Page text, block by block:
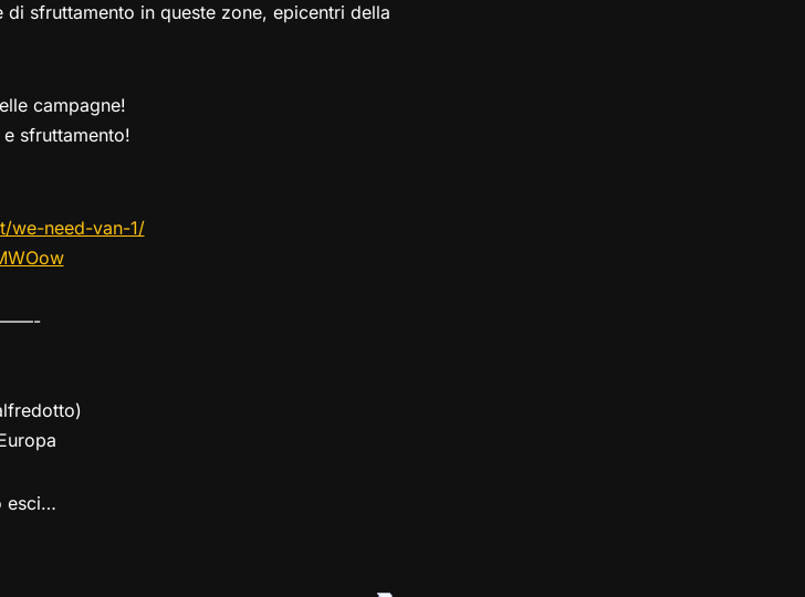
sfruttamento in queste zone, epicentri della
campagne!
sfruttamento!
we-need-van-1/
esci…